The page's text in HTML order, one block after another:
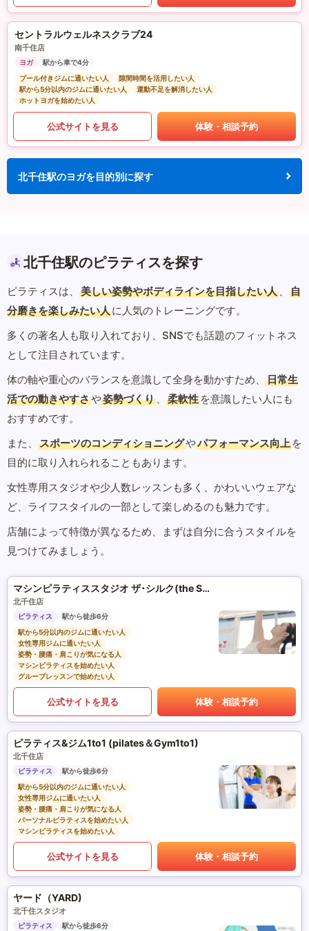
セントラルウェルネスクラブ24
南千住店
ヨガ
駅から車で4分
プール付きジムに通いたい人
隙間時間を活用したい人
駅から5分以内のジムに通いたい人
運動不足を解消したい人
ホットヨガを始めたい人
公式サイトを見る 体験・相談予約
北千住駅のヨガを目的別に探す
北千住駅のピラティスを探す
ピラティスは、 美しい姿勢やボディラインを目指したい人 、
自
分磨きを楽しみたい人に人気のトレーニングです。
多くの著名人も取り入れており、SNSでも話題のフィットネス
として注目されています。
体の軸や重心のバランスを意識して全身を動かすため、
日常生
活での動きやすさや姿勢づくり 、 柔軟性 を意識したい人にも
おすすめです。
また、
スポーツのコンディショニングやパフォーマンス向上 を
目的に取り入れられることもあります。
女性専用スタジオや少人数レッスンも多く、かわいいウェアな
ど、ライフスタイルの一部として楽しめるのも魅力です。
店舗によって特徴が異なるため、まずは自分に合うスタイルを
見つけてみましょう。
マシンピラティススタジオ ザ･シルク(the SILK)
北千住店
ピラティス
駅から徒歩6分
駅から5分以内のジムに通いたい人
女性専用ジムに通いたい人
姿勢・腰痛・肩こりが気になる人
マシンピラティスを始めたい人
グループレッスンで始めたい人
公式サイトを見る 体験・相談予約
ピラティス&ジム1to1 (pilates＆Gym1to1)
北千住店
ピラティス
駅から徒歩6分
駅から5分以内のジムに通いたい人
女性専用ジムに通いたい人
姿勢・腰痛・肩こりが気になる人
パーソナルピラティスを始めたい人
マシンピラティスを始めたい人
公式サイトを見る 体験・相談予約
ヤード（YARD)
北千住スタジオ
ピラティス
駅から徒歩6分